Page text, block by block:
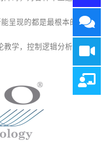
呈现的都是最根本的控
教学，控制逻辑分析，